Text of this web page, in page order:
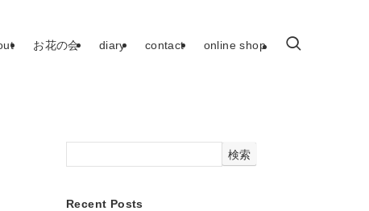
お花の会 diary contact online shop
検索
Recent Posts